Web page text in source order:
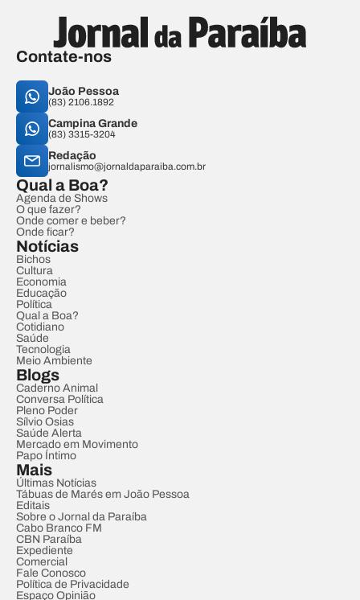
Contate-nos
João Pessoa
(83) 2106.1892
Campina Grande
(83) 3315-3204
Redação
jornalismo@jornaldaparaiba.com.br
Qual a Boa?
Agenda de Shows
O que fazer?
Onde comer e beber?
Onde ficar?
Notícias
Bichos
Cultura
Economia
Educação
Política
Qual a Boa?
Cotidiano
Saúde
Tecnologia
Meio Ambiente
Blogs
Caderno Animal
Conversa Política
Pleno Poder
Sílvio Osias
Saúde Alerta
Mercado em Movimento
Papo Íntimo
Mais
Últimas Notícias
Tábuas de Marés em João Pessoa
Editais
Sobre o Jornal da Paraíba
Cabo Branco FM
CBN Paraíba
Expediente
Comercial
Fale Conosco
Política de Privacidade
Espaço Opinião